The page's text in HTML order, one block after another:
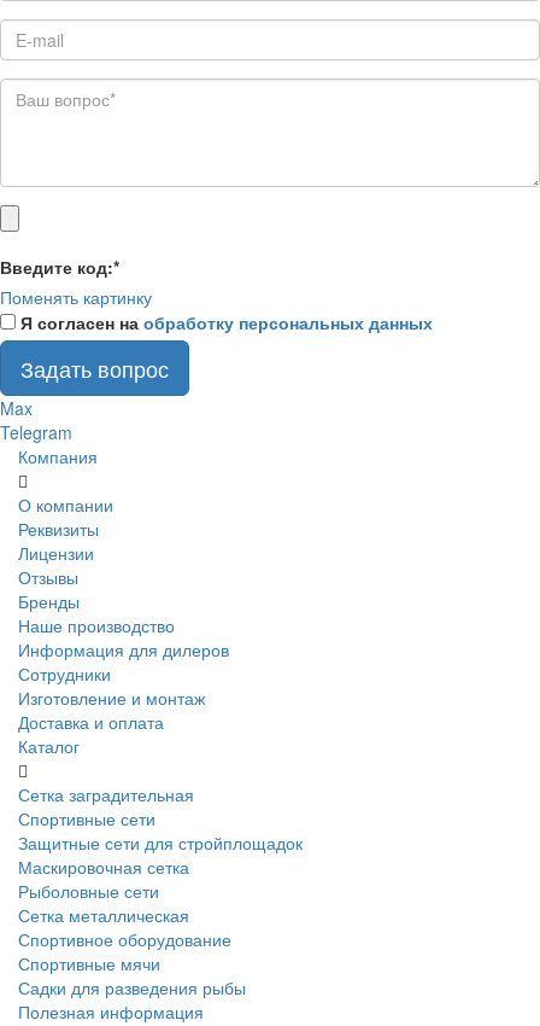
Введите код:*
Поменять картинку
Я согласен на обработку персональных данных
Задать вопрос
Max
Telegram
Компания
О компании
Реквизиты
Лицензии
Отзывы
Бренды
Наше производство
Информация для дилеров
Сотрудники
Изготовление и монтаж
Доставка и оплата
Каталог
Сетка заградительная
Спортивные сети
Защитные сети для стройплощадок
Маскировочная сетка
Рыболовные сети
Сетка металлическая
Спортивное оборудование
Спортивные мячи
Садки для разведения рыбы
Полезная информация